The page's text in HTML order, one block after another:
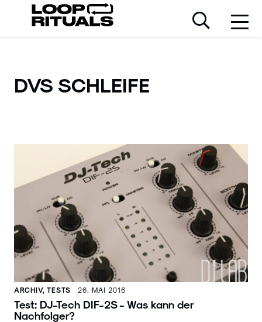
DVS SCHLEIFE
ARCHIV, TESTS 26. MAI 2016
Test: DJ-Tech DIF-2S - Was kann der
Nachfolger?